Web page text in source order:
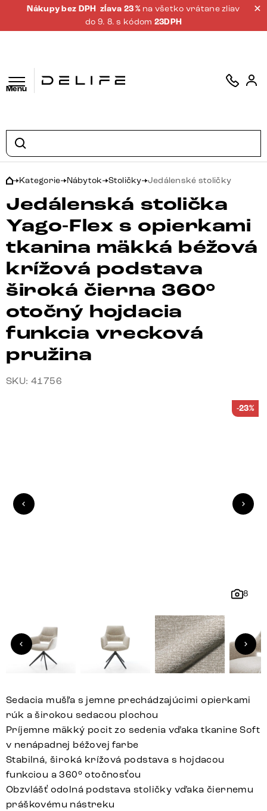
Nákupy bez DPH zĺava 23 % na všetko vrátane zliav
do 9. 8. s kódom 23DPH
Menu
Kategorie Nábytok Stoličky Jedálenské stoličky
Jedálenská stolička
Yago-Flex s opierkami
tkanina mäkká béžová
krížová podstava
široká čierna 360°
otočný hojdacia
funkcia vrecková
pružina
SKU: 41756
8
-23%
Sedacia mušľa s jemne prechádzajúcimi opierkami
rúk a širokou sedacou plochou
Príjemne mäkký pocit zo sedenia vďaka tkanine Soft
v nenápadnej béžovej farbe
Stabilná, široká krížová podstava s hojdacou
funkciou a 360° otočnosťou
Obzvlášť odolná podstava stoličky vďaka čiernemu
práškovému nástreku